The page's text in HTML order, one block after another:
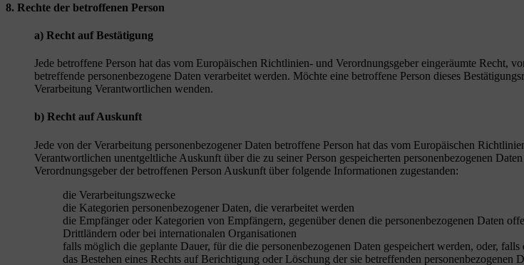
8. Rechte der betroffenen Person
a) Recht auf Bestätigung
Jede betroffene Person hat das vom Europäischen Richtlinien- und Verordnungsgeber eingeräumte Recht,
betreffende personenbezogene Daten verarbeitet werden. Möchte eine betroffene Person dieses
Verarbeitung Verantwortlichen wenden.
b) Recht auf Auskunft
Jede von der Verarbeitung personenbezogener Daten betroffene Person hat das vom Europäischen
Verantwortlichen unentgeltliche Auskunft über die zu seiner Person gespeicherten personenbezogenen
Verordnungsgeber der betroffenen Person Auskunft über folgende Informationen zugestanden:
die Verarbeitungszwecke
die Kategorien personenbezogener Daten, die verarbeitet werden
die Empfänger oder Kategorien von Empfängern, gegenüber denen die personenbezogenen Daten
Drittländern oder bei internationalen Organisationen
falls möglich die geplante Dauer, für die die personenbezogenen Daten gespeichert werden, oder,
das Bestehen eines Rechts auf Berichtigung oder Löschung der sie betreffenden